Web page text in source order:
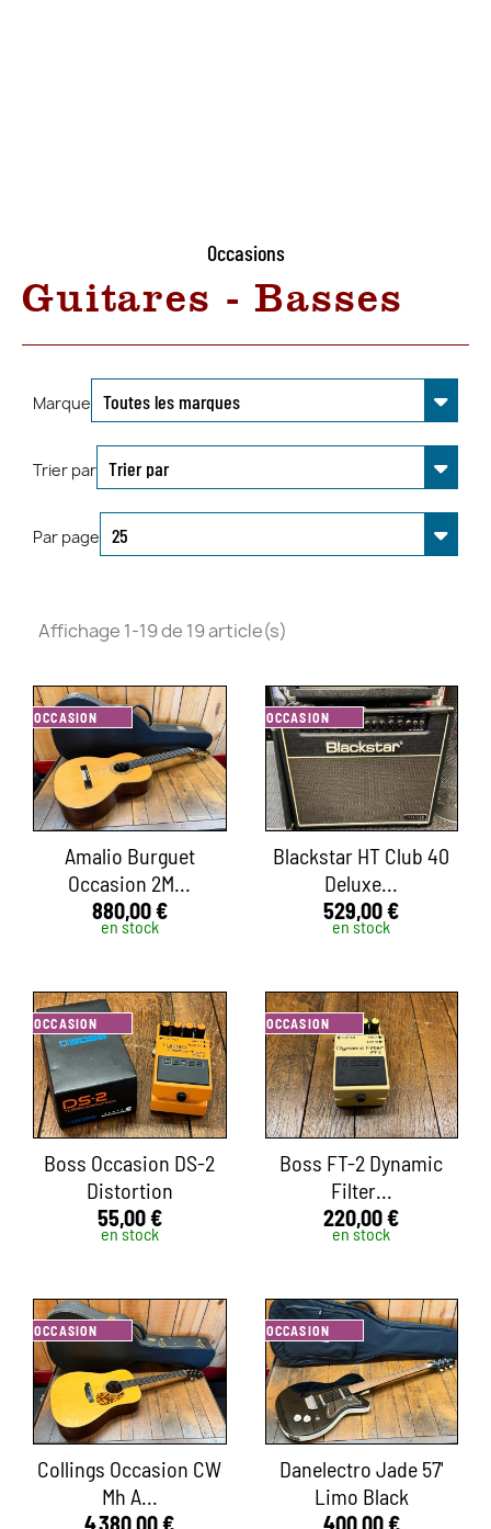
Occasions
Guitares - Basses
Marque
Trier par
Par page
Affichage 1-19 de 19 article(s)
OCCASION
Amalio Burguet
Occasion 2M...
880,00 €
en stock
OCCASION
Blackstar HT Club 40
Deluxe...
529,00 €
en stock
OCCASION
Boss Occasion DS-2
Distortion
55,00 €
en stock
OCCASION
Boss FT-2 Dynamic
Filter...
220,00 €
en stock
OCCASION
Collings Occasion CW
Mh A...
4 380,00 €
OCCASION
Danelectro Jade 57'
Limo Black
400,00 €